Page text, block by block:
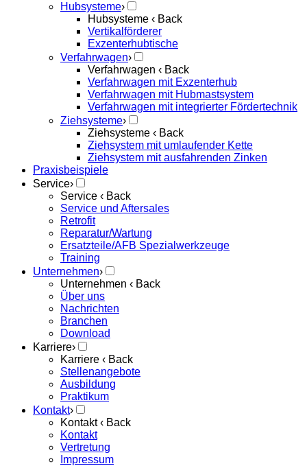
Hubsysteme›
Hubsysteme ‹ Back
Vertikalförderer
Exzenterhubtische
Verfahrwagen›
Verfahrwagen ‹ Back
Verfahrwagen mit Exzenterhub
Verfahrwagen mit Hubmastsystem
Verfahrwagen mit integrierter Fördertechnik
Ziehsysteme›
Ziehsysteme ‹ Back
Ziehsystem mit umlaufender Kette
Ziehsystem mit ausfahrenden Zinken
Praxisbeispiele
Service›
Service ‹ Back
Service und Aftersales
Retrofit
Reparatur/Wartung
Ersatzteile/AFB Spezialwerkzeuge
Training
Unternehmen›
Unternehmen ‹ Back
Über uns
Nachrichten
Branchen
Download
Karriere›
Karriere ‹ Back
Stellenangebote
Ausbildung
Praktikum
Kontakt›
Kontakt‹ Back
Kontakt
Vertretung
Impressum